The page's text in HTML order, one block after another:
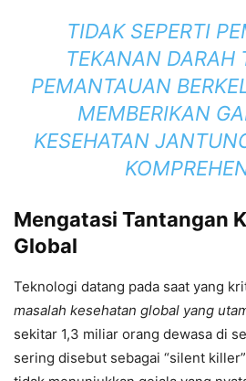
TIDAK SEPERTI
TEKANAN DARAH
PEMANTAUAN
MEMBERIKAN
KESEHATAN
Mengatasi Tantangan
Global
Teknologi datang pada saat yang
masalah kesehatan global yang
sekitar 1,3 miliar orang dewasa di
sering disebut sebagai “silent